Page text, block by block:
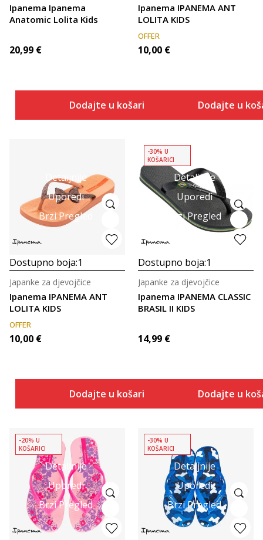
Ipanema Ipanema
Anatomic Lolita Kids
20,99 €
Dodajte u košaricu
Ipanema IPANEMA ANT
LOLITA KIDS
OFFER
10,00 €
Dodajte u
Detaljnije
Uporedi
Brzi Pregled
Dostupno boja:1
Ipanema IPANEMA ANT
LOLITA KIDS
Japanke za djevojčice
OFFER
10,00 €
Dodajte u košaricu
Detaljnije
Uporedi
Brzi Pregled
-30% U
KOŠARICI
Dostupno boja:1
Ipanema IPANEMA CLASSIC
BRASIL II KIDS
Japanke za djevojčice
14,99 €
Dodajte u
Detaljnije
Uporedi
Brzi Pregled
-20% U
KOŠARICI
Detaljnije
Uporedi
Brzi Pregled
-30% U
KOŠARICI